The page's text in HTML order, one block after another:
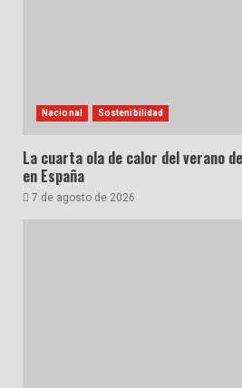
Nacional Sostenibilidad
La cuarta ola de calor del verano
en España
7 de agosto de 2026